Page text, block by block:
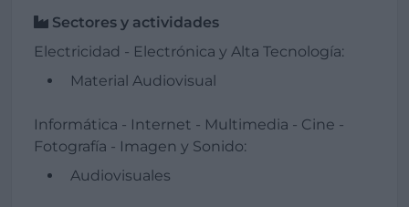
Sectores y actividades
Electricidad - Electrónica y Alta Tecnología:
Material Audiovisual
Informática - Internet - Multimedia - Cine -
Fotografía - Imagen y Sonido:
Audiovisuales